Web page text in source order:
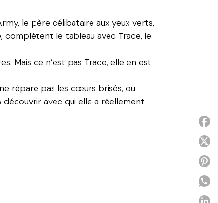
le père célibataire aux yeux verts,
complètent le tableau avec Trace, le
Mais ce n’est pas Trace, elle en est
répare pas les cœurs brisés, ou
avec qui elle a réellement